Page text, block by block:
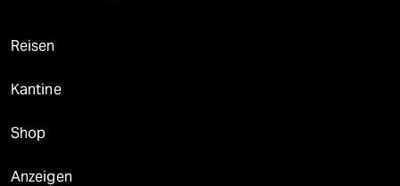
Reisen
Kantine
Shop
Anzeigen